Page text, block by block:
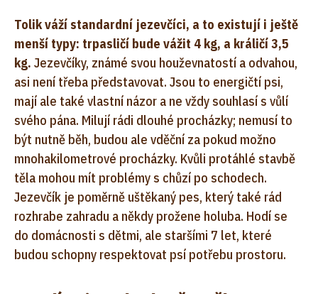
Tolik váží standardní jezevčíci, a to existují i ještě
menší typy: trpasličí bude vážit 4 kg, a králičí 3,5
kg. Jezevčíky, známé svou houževnatostí a odvahou,
asi není třeba představovat. Jsou to energičtí psi,
mají ale také vlastní názor a ne vždy souhlasí s vůlí
svého pána. Milují rádi dlouhé procházky; nemusí to
být nutně běh, budou ale vděční za pokud možno
mnohakilometrové procházky. Kvůli protáhlé stavbě
těla mohou mít problémy s chůzí po schodech.
Jezevčík je poměrně uštěkaný pes, který také rád
rozhrabe zahradu a někdy prožene holuba. Hodí se
do domácnosti s dětmi, ale staršími 7 let, které
budou schopny respektovat psí potřebu prostoru.